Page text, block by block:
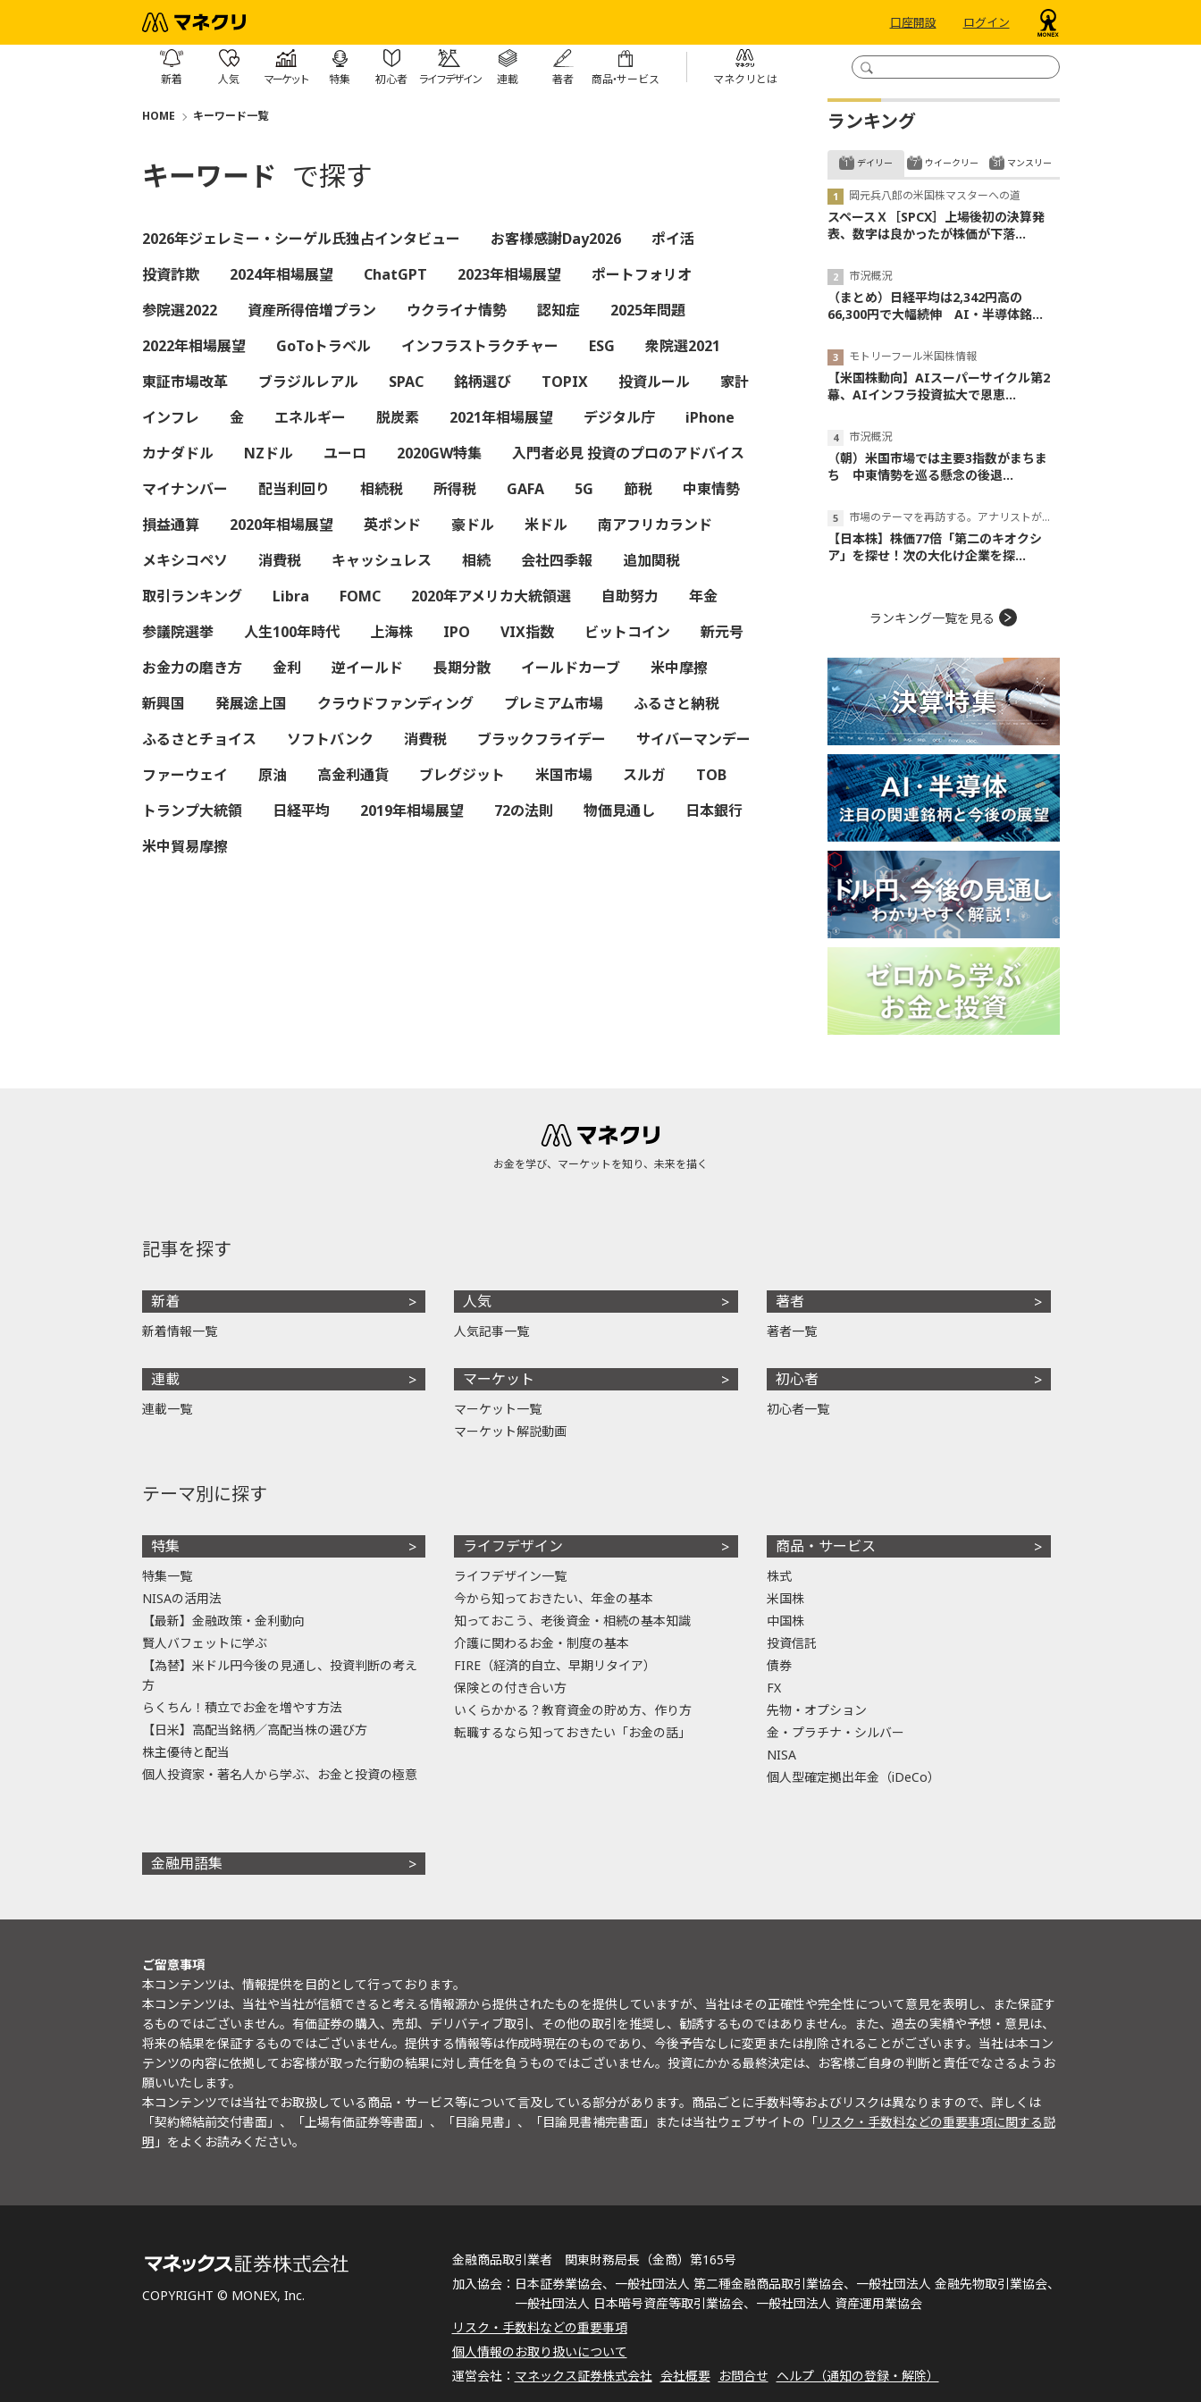
口座開設 ログイン
新着 人気 マーケット 特集 初心者 ライフデザイン 連載 著者 商品・サービス マネクリとは
HOME キーワード一覧
キーワード で探す
2026年ジェレミー・シーゲル氏独占インタビュー お客様感謝Day2026
ポイ活
投資詐欺
2024年相場展望 ChatGPT 2023年相場展望
ポートフォリオ
参院選2022
資産所得倍増プラン ウクライナ情勢 認知症
2025年問題
2022年相場展望
GoToトラベル インフラストラクチャー ESG
衆院選2021
東証市場改革
ブラジルレアル SPAC 銘柄選び TOPIX 投資ルール
家計
インフレ
金 エネルギー 脱炭素 2021年相場展望 デジタル庁
iPhone
カナダドル
NZドル ユーロ 2020GW特集
入門者必見 投資のプロのアドバイス
マイナンバー
配当利回り 相続税 所得税 GAFA 5G 節税
中東情勢
損益通算
2020年相場展望 英ポンド 豪ドル 米ドル
南アフリカランド
メキシコペソ
消費税 キャッシュレス 相続 会社四季報
追加関税
取引ランキング
Libra FOMC 2020年アメリカ大統領選 自助努力
年金
参議院選挙
人生100年時代 上海株 IPO VIX指数 ビットコイン
新元号
お金力の磨き方
金利 逆イールド 長期分散 イールドカーブ
米中摩擦
新興国
発展途上国 クラウドファンディング プレミアム市場
ふるさと納税
ふるさとチョイス
ソフトバンク 消費税 ブラックフライデー
サイバーマンデー
ファーウェイ
原油 高金利通貨 ブレグジット 米国市場 スルガ
TOB
トランプ大統領
日経平均 2019年相場展望 72の法則 物価見通し
日本銀行
米中貿易摩擦
ランキング
デイリー
岡元兵八郎の米国株マスターへの道
スペースＸ［SPCX］上場後初の決算発
表、数字は良かったが株価が下落...
市況概況
（まとめ）日経平均は2,342円高の
66,300円で大幅続伸 AI・半導体銘...
モトリーフール米国株情報
【米国株動向】AIスーパーサイクル第2
幕、AIインフラ投資拡大で恩恵...
市況概況
（朝）米国市場では主要3指数がまちま
ち 中東情勢を巡る懸念の後退...
市場のテーマを再訪する。アナリストが読み解くテーマの本質
【日本株】株価77倍「第二のキオクシ
ア」を探せ！次の大化け企業を探...
ウイークリー マンスリー
ランキング一覧を見る
お金を学び、マーケットを知り、未来を描く
記事を探す
新着
新着情報一覧
連載
連載一覧
人気
人気記事一覧
マーケット
マーケット一覧
マーケット解説動画
著者
著者一覧
初心者
初心者一覧
テーマ別に探す
特集
特集一覧
NISAの活用法
【最新】金融政策・金利動向
賢人バフェットに学ぶ
【為替】米ドル円今後の見通し、投資判断の考え
方
らくちん！積立でお金を増やす方法
【日米】高配当銘柄／高配当株の選び方
株主優待と配当
個人投資家・著名人から学ぶ、お金と投資の極意
ライフデザイン
ライフデザイン一覧
今から知っておきたい、年金の基本
知っておこう、老後資金・相続の基本知識
介護に関わるお金・制度の基本
FIRE（経済的自立、早期リタイア）
保険との付き合い方
いくらかかる？教育資金の貯め方、作り方
転職するなら知っておきたい「お金の話」
商品・サービス
株式
米国株
中国株
投資信託
債券
FX
先物・オプション
金・プラチナ・シルバー
NISA
個人型確定拠出年金（iDeCo）
金融用語集
ご留意事項
本コンテンツは、情報提供を目的として行っております。
本コンテンツは、当社や当社が信頼できると考える情報源から提供されたものを提供していますが、当社はその正確性や完全性について意見を表明し、また保証す
るものではございません。有価証券の購入、売却、デリバティブ取引、その他の取引を推奨し、勧誘するものではありません。また、過去の実績や予想・意見は、
将来の結果を保証するものではございません。提供する情報等は作成時現在のものであり、今後予告なしに変更または削除されることがございます。当社は本コン
テンツの内容に依拠してお客様が取った行動の結果に対し責任を負うものではございません。投資にかかる最終決定は、お客様ご自身の判断と責任でなさるようお
願いいたします。
本コンテンツでは当社でお取扱している商品・サービス等について言及している部分があります。商品ごとに手数料等およびリスクは異なりますので、詳しくは
「契約締結前交付書面」、「上場有価証券等書面」、「目論見書」、「目論見書補完書面」または当社ウェブサイトの「リスク・手数料などの重要事項に関する説
明 」をよくお読みください。
COPYRIGHT © MONEX, Inc.
金融商品取引業者 関東財務局長（金商）第165号
日本証券業協会、一般社団法人 第二種金融商品取引業協会、一般社団法人 金融先物取引業協会、
一般社団法人 日本暗号資産等取引業協会、一般社団法人 資産運用業協会
リスク・手数料などの重要事項
個人情報のお取り扱いについて
マネックス証券株式会社 会社概要 お問合せ ヘルプ（通知の登録・解除）